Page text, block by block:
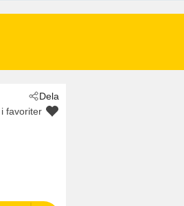
Dela
favoriter